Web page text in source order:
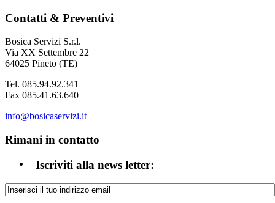
Contatti & Preventivi
Bosica Servizi S.r.l.
Via XX Settembre 22
64025 Pineto (TE)
Tel. 085.94.92.341
Fax 085.41.63.640
info@bosicaservizi.it
Rimani in contatto
Iscriviti alla news letter: